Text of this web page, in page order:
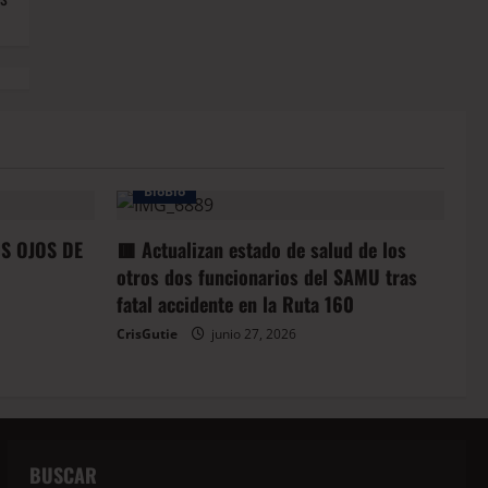
OJOS DE
BioBio
🟥 Actualizan estado de salud de los
otros dos funcionarios del SAMU tras
fatal accidente en la Ruta 160
CrisGutie junio 27, 2026
BUSCAR